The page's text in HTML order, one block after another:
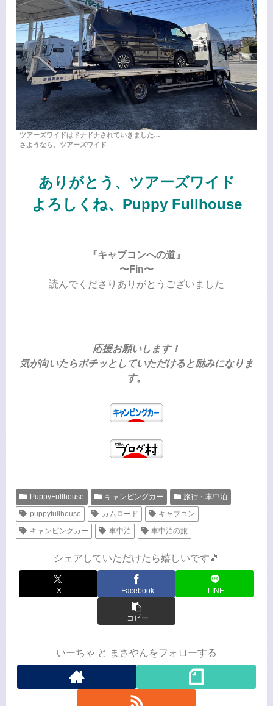
ツアーズワイドはドナドナされていきました…
さようなら、ツアーズワイド
ありがとう、ツアーズワイド
よろしくね、Puppy Fullhouse
『キャブコンへの道』
〜Fin〜
読んでくださりありがとうございました
応援お願いします！
気が向いたらポチッとしていただけると励みになりま
す。
PuppyFullhouse キャンピングカー
旅行・車中泊
puppyfullhouse
カムロード
キャブコン
キャンピングカー
車中泊 車中泊の旅
シェアしていただけたら嬉しいです🎵
X Facebook LINE
コピー
いーちゃ と まさやんをフォローする